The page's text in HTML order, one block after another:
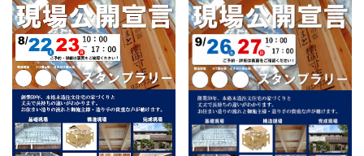
栃木
群馬
奈良
滋賀
和歌山
愛媛
鳥取
島根
広島
佐賀
熊本
大分
宮崎
※現住所のある都道府県以外の建築予定地の方でも現住所の有るお近
くの展示場又は店舗にお問合せください。移住の計画の方もご相談対
応します。お気軽にご相談ください。
茨城県
水戸
栃木県
宇都宮
小山
群馬県
群馬
伊勢崎
佐賀県
佐賀
熊本県
熊本
大分県
大分
宮崎県
宮崎
鹿児島県
鹿児島